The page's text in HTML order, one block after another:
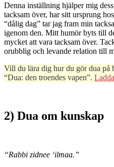
Denna inställning hjälper mig
tacksam över, har sitt ursprung
“dålig dag” tar jag fram min
igenom den. Mitt humör byts till
mycket att vara tacksam över.
orubblig och levande relation till
Vill du lära dig hur du gör dua på
“Dua: den troendes vapen”.
2) Dua om kunskap
“Rabbi zidnee ‘ilmaa.”